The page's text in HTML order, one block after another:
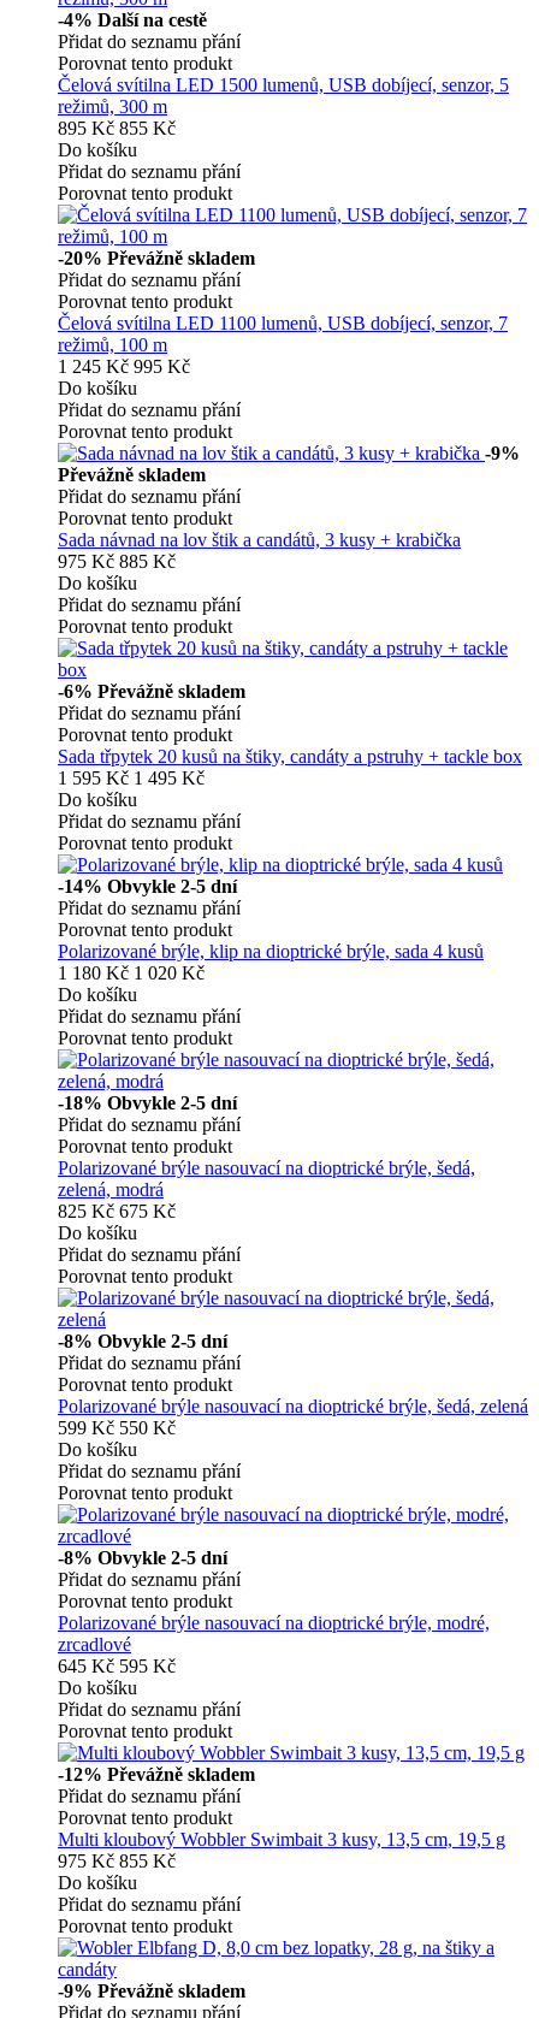
-4% Další na cestě
Přidat do seznamu přání
Porovnat tento produkt
Čelová svítilna LED 1500 lumenů, USB dobíjecí, senzor, 5
režimů, 300 m
895 Kč 855 Kč
Do košíku
Přidat do seznamu přání
Porovnat tento produkt
-20% Převážně skladem
Přidat do seznamu přání
Porovnat tento produkt
Čelová svítilna LED 1100 lumenů, USB dobíjecí, senzor, 7
režimů, 100 m
1 245 Kč 995 Kč
Do košíku
Přidat do seznamu přání
Porovnat tento produkt
-9%
Převážně skladem
Přidat do seznamu přání
Porovnat tento produkt
Sada návnad na lov štik a candátů, 3 kusy + krabička
975 Kč 885 Kč
Do košíku
Přidat do seznamu přání
Porovnat tento produkt
-6% Převážně skladem
Přidat do seznamu přání
Porovnat tento produkt
Sada třpytek 20 kusů na štiky, candáty a pstruhy + tackle box
1 595 Kč 1 495 Kč
Do košíku
Přidat do seznamu přání
Porovnat tento produkt
-14% Obvykle 2-5 dní
Přidat do seznamu přání
Porovnat tento produkt
Polarizované brýle, klip na dioptrické brýle, sada 4 kusů
1 180 Kč 1 020 Kč
Do košíku
Přidat do seznamu přání
Porovnat tento produkt
-18% Obvykle 2-5 dní
Přidat do seznamu přání
Porovnat tento produkt
Polarizované brýle nasouvací na dioptrické brýle, šedá,
zelená, modrá
825 Kč 675 Kč
Do košíku
Přidat do seznamu přání
Porovnat tento produkt
-8% Obvykle 2-5 dní
Přidat do seznamu přání
Porovnat tento produkt
Polarizované brýle nasouvací na dioptrické brýle, šedá, zelená
599 Kč 550 Kč
Do košíku
Přidat do seznamu přání
Porovnat tento produkt
-8% Obvykle 2-5 dní
Přidat do seznamu přání
Porovnat tento produkt
Polarizované brýle nasouvací na dioptrické brýle, modré,
zrcadlové
645 Kč 595 Kč
Do košíku
Přidat do seznamu přání
Porovnat tento produkt
-12% Převážně skladem
Přidat do seznamu přání
Porovnat tento produkt
Multi kloubový Wobbler Swimbait 3 kusy, 13,5 cm, 19,5 g
975 Kč 855 Kč
Do košíku
Přidat do seznamu přání
Porovnat tento produkt
-9% Převážně skladem
Přidat do seznamu přání